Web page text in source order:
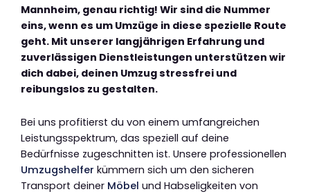
Mannheim, genau richtig! Wir sind die Nummer
eins, wenn es um Umzüge in diese spezielle Route
geht. Mit unserer langjährigen Erfahrung und
zuverlässigen Dienstleistungen unterstützen wir
dich dabei, deinen Umzug stressfrei und
reibungslos zu gestalten.
Bei uns profitierst du von einem umfangreichen
Leistungsspektrum, das speziell auf deine
Bedürfnisse zugeschnitten ist. Unsere professionellen
Umzugshelfer kümmern sich um den sicheren
Transport deiner Möbel und Habseligkeiten von